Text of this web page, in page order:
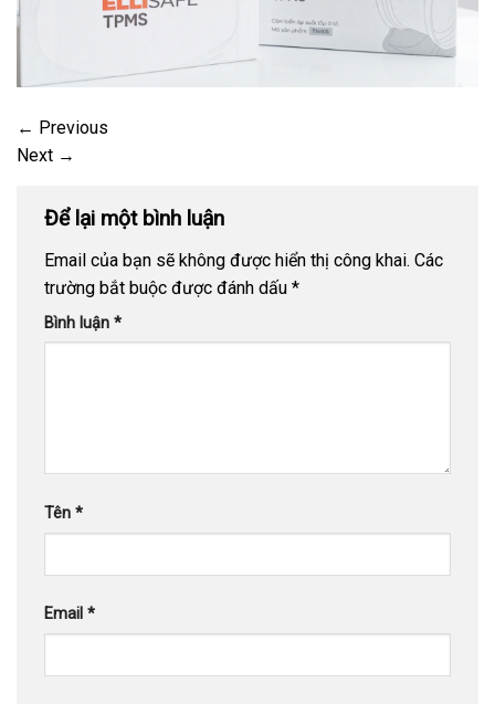
← Previous
Next →
Để lại một bình luận
Email của bạn sẽ không được hiển thị công khai. Các
trường bắt buộc được đánh dấu *
Bình luận *
Tên *
Email *